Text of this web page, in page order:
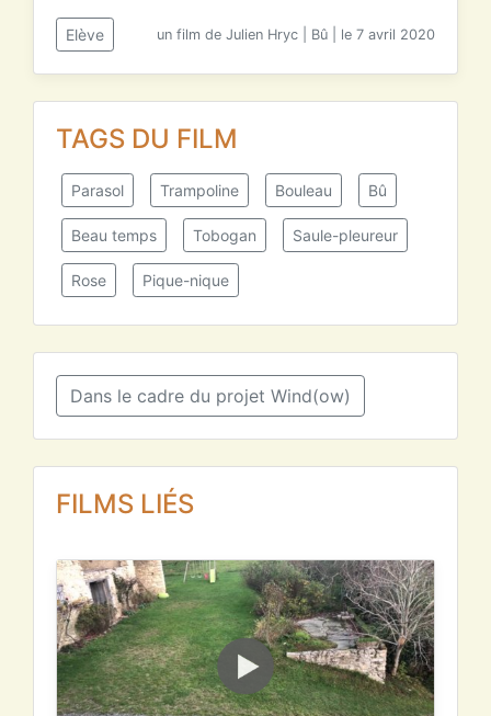
Elève un film de Julien Hryc | Bû | le 7 avril 2020
TAGS DU FILM
Parasol Trampoline Bouleau Bû
Beau temps Tobogan Saule-pleureur
Rose Pique-nique
Dans le cadre du projet Wind(ow)
FILMS LIÉS